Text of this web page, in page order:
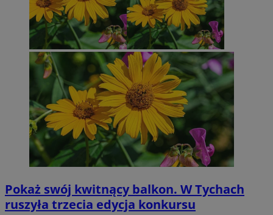
Pokaż swój kwitnący balkon. W Tychach
ruszyła trzecia edycja konkursu